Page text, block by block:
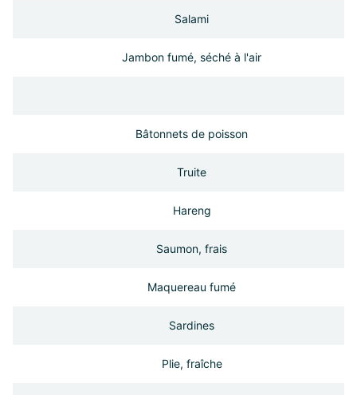
Salami
Jambon fumé, séché à l'air
Bâtonnets de poisson
Truite
Hareng
Saumon, frais
Maquereau fumé
Sardines
Plie, fraîche